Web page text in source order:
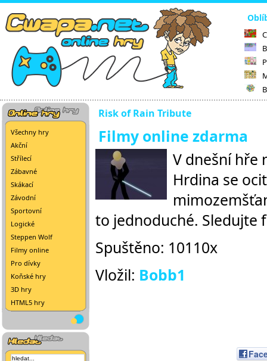
Všechny hry
Akční
Střílecí
Zábavné
Skákací
Závodní
Sportovní
Logické
Steppen Wolf
Filmy online
Pro dívky
Koňské hry
3D hry
HTML5 hry
Risk of Rain Tribute
Filmy online zdarma
V dnešní hře
Hrdina se
to jednoduché. Sledujte
Spuštěno: 10110x
Vložil: Bobb1